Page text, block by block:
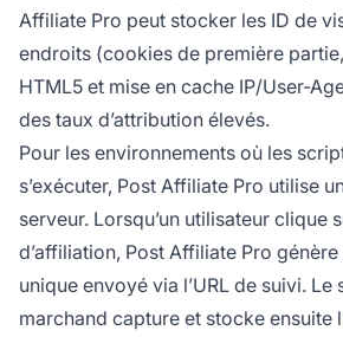
Affiliate Pro peut stocker les ID de
endroits (cookies de première
HTML5 et mise en cache IP/User-
des taux d’attribution élevés.
Pour les environnements où les
s’exécuter, Post Affiliate Pro utilise
serveur. Lorsqu’un utilisateur clique
d’affiliation, Post Affiliate Pro
unique envoyé via l’URL de suivi. Le
marchand capture et stocke ensuite